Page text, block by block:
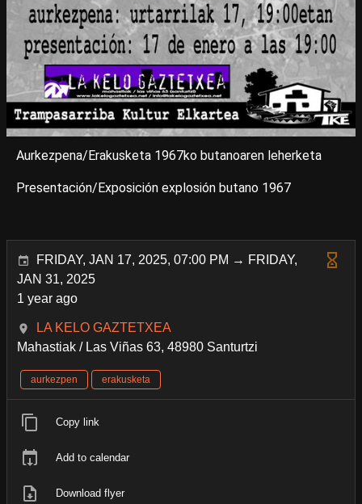
Aurkezpena/Erakusketa 1967ko butanoaren leherketa
Presentación/Exposición explosión butano 1967
FRIDAY, JAN 17, 2025, 07:00 PM → FRIDAY,
JAN 31, 2025
1 year ago
LA KELO GAZTETXEA
Mahastiak / Las Viñas 63, 48980 Santurtzi
aurkezpen erakusketa
Copy link
Add to calendar
Download flyer